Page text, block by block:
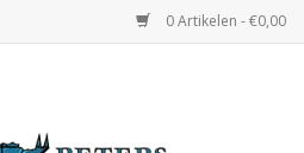
0 Artikelen - €0,00